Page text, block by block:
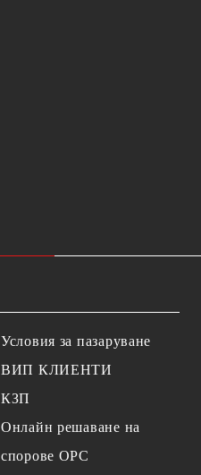
Условия за пазаруване
ВИП КЛИЕНТИ
КЗП
Онлайн решаване на
спорове OPC